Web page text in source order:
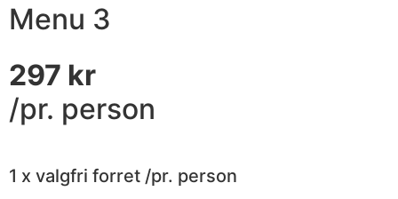
Menu 3
297 kr
/pr. person
1 x valgfri forret /pr. person